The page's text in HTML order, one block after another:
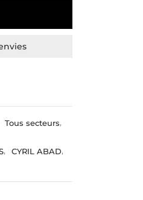
Tous secteurs,
, CYRIL ABAD,